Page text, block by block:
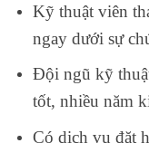
Kỹ thuật viên
ngay dưới sự
Đội ngũ kỹ
tốt, nhiều năm
Có dịch vụ đặt